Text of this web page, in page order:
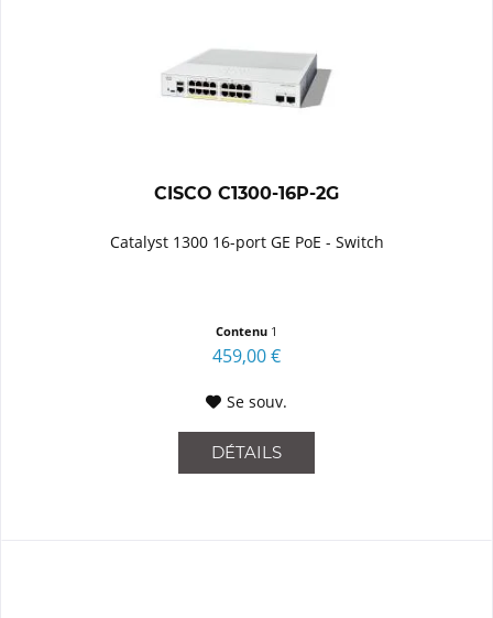
CISCO C1300-16P-2G
Catalyst 1300 16-port GE PoE - Switch
Contenu 1
459,00 €
Se souv.
DÉTAILS